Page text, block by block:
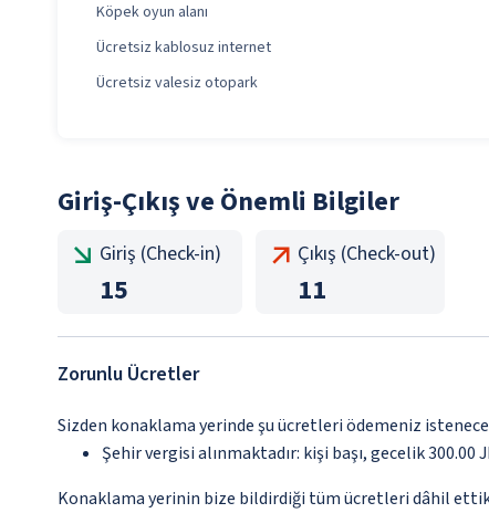
Köpek oyun alanı
Ücretsiz kablosuz internet
Ücretsiz valesiz otopark
Giriş-Çıkış ve Önemli Bilgiler
Giriş (Check-in)
15
Çıkış (Check-out)
11
Zorunlu Ücretler
Sizden konaklama yerinde şu ücretleri ödemeniz
Şehir vergisi alınmaktadır: kişi başı, gecelik
Konaklama yerinin bize bildirdiği tüm ücretleri dâhil